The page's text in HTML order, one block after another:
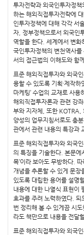
투자전략과 외국인투자정
하는 해외직접투자전략에
인투자정책에 대해 각각 서
자, 정부정책으로서 외국인
역할을 한다. 세계에서 변화
국인투자정책의 변천역사
서의 접근법의 이해도와 함
표준 해외직접투자와 외국
용할 수 있도록 기획·제작
마케팅’ 수업의 교재로 사
해외직접투자론과 관련 강
부와 지자체, 또한 KOTRA,
양성의 업무지침서로도 충
관에서 관련 내용의 특강과
표준 해외직접투자와 외국
의 특징을 기술한다. 본문에
목’이라 보아도 무방하다.
개념을 추론할 수 있게 문장
있도록 대립한 용어를 설명
내용에 대한 나열식 표현이
효과를 주려 노력하였다. 되
번 정리해 볼 수 있게끔 시
라도 책만으로 내용을 전달
표준 해외직접투자와 외국